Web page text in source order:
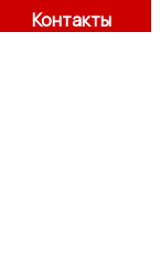
Контакты